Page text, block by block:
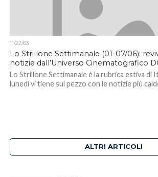
11/22/63
Lo Strillone Settimanale (01-07/06):
notizie dall’Universo Cinematografico
Lo Strillone Settimanale è la rubrica estiva di
lunedì vi tiene sul pezzo con le notizie più
ALTRI ARTICOLI